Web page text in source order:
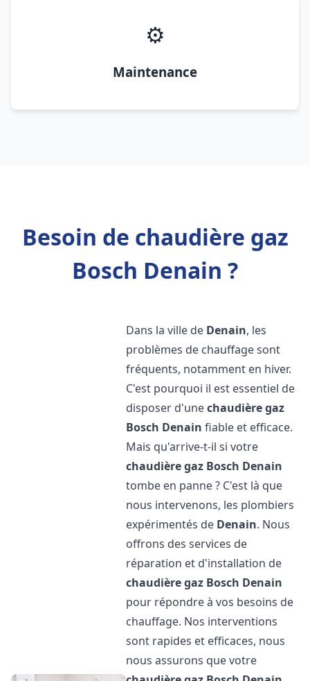
⚙️
Maintenance
Besoin de chaudière gaz
Bosch Denain ?
Dans la ville de Denain, les
problèmes de chauffage sont
fréquents, notamment en hiver.
C'est pourquoi il est essentiel de
disposer d'unechaudière gaz
Bosch Denain fiable et efficace.
Mais qu'arrive-t-il si votre
chaudière gaz Bosch Denain
tombe en panne ? C'est là que
nous intervenons, les plombiers
expérimentés de Denain. Nous
offrons des services de
réparation et d'installation de
chaudière gaz Bosch Denain
pour répondre à vos besoins de
chauffage. Nos interventions
sont rapides et efficaces, nous
nous assurons que votre